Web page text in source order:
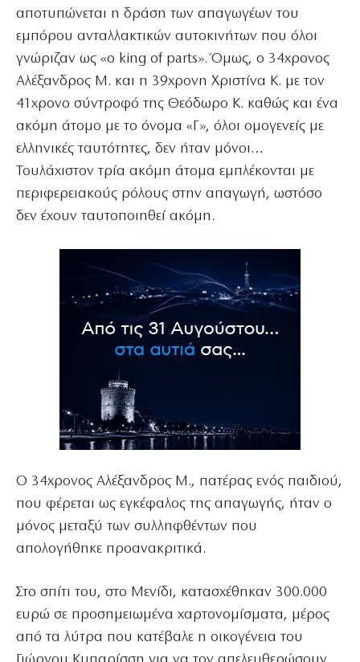
αποτυπώνεται η δράση των απαγωγέων του
εμπόρου ανταλλακτικών αυτοκινήτων που όλοι
γνώριζαν ως «ο king of parts». Όμως, ο 34χρονος
Αλέξανδρος Μ. και η 39χρονη Χριστίνα Κ. με τον
41χρονο σύντροφό της Θεόδωρο Κ. καθώς και ένα
ακόμη άτομο με το όνομα «Γ», όλοι ομογενείς με
ελληνικές ταυτότητες, δεν ήταν μόνοι…
Τουλάχιστον τρία ακόμη άτομα εμπλέκονται με
περιφερειακούς ρόλους στην απαγωγή, ωστόσο
δεν έχουν ταυτοποιηθεί ακόμη.
Ο 34χρονος Αλέξανδρος Μ., πατέρας ενός παιδιού,
που φέρεται ως εγκέφαλος της απαγωγής, ήταν ο
μόνος μεταξύ των συλληφθέντων που
απολογήθηκε προανακριτικά.
Στο σπίτι του, στο Μενίδι, κατασχέθηκαν 300.000
ευρώ σε προσημειωμένα χαρτονομίσματα, μέρος
από τα λύτρα που κατέβαλε η οικογένεια του